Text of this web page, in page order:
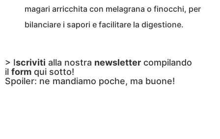
magari arricchita con melagrana o finocchi, per
bilanciare i sapori e facilitare la digestione.
> Iscriviti alla nostra newsletter compilando
il form qui sotto!
Spoiler: ne mandiamo poche, ma buone!